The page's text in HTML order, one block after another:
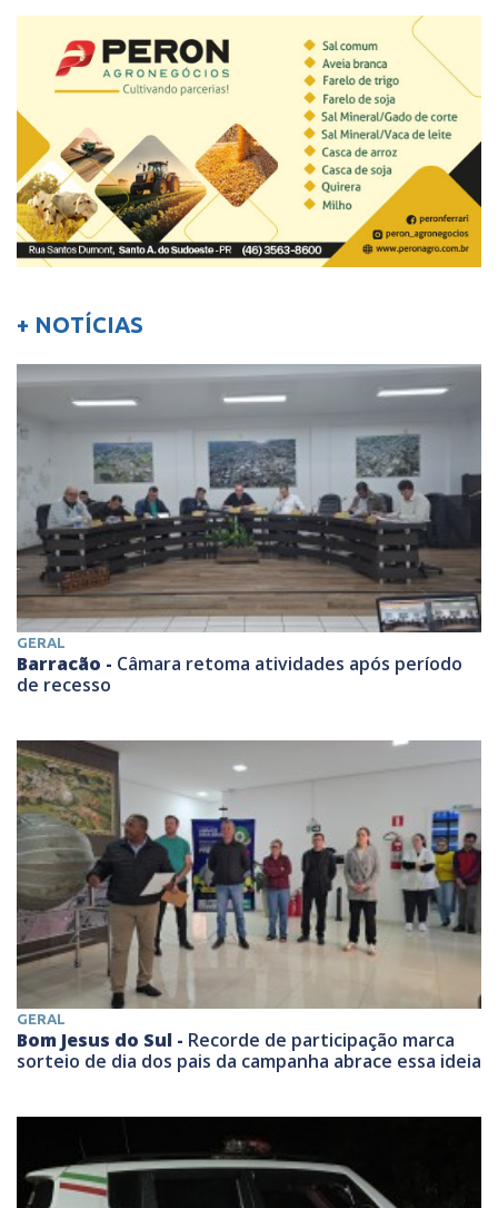
+ NOTÍCIAS
GERAL
Barracão - Câmara retoma atividades após período
de recesso
GERAL
Bom Jesus do Sul - Recorde de participação marca
sorteio de dia dos pais da campanha abrace essa ideia